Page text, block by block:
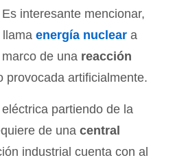
interesante mencionar,
energía nuclear a
de una reacción
provocada artificialmente.
partiendo de la
de una central
industrial cuenta con al